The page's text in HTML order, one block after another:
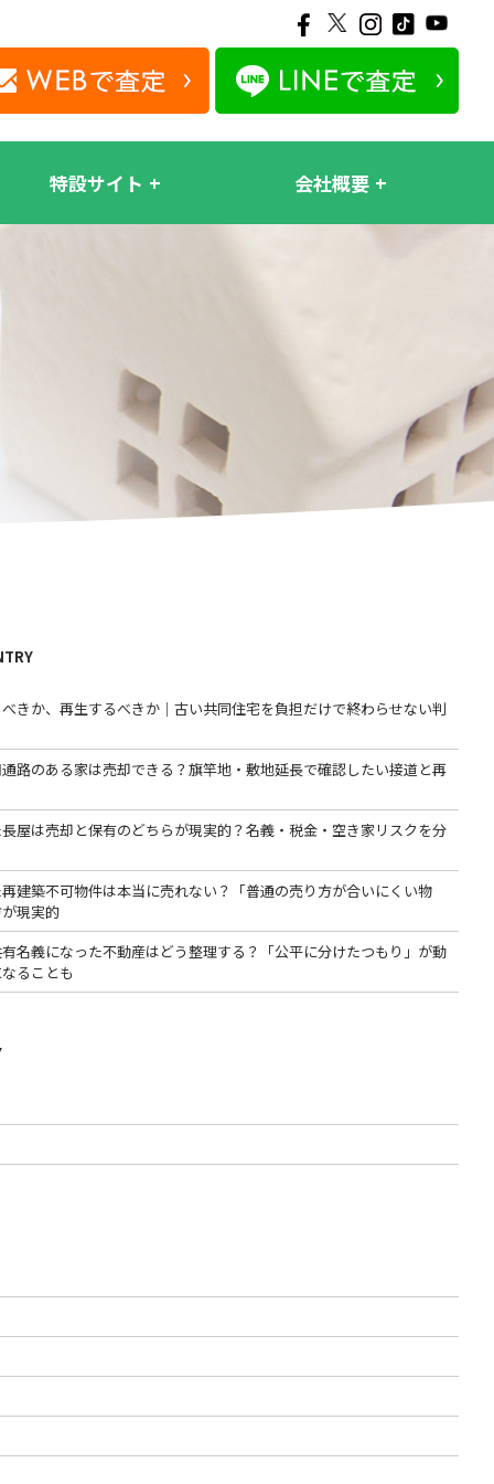
特設サイト 会社概要
きか、再生するべきか｜古い共同住宅を負担だけで終わらせない判
通路のある家は売却できる？旗竿地・敷地延長で確認したい接道と再
屋は売却と保有のどちらが現実的？名義・税金・空き家リスクを分
建築不可物件は本当に売れない？「普通の売り方が合いにくい物
現実的
名義になった不動産はどう整理する？「公平に分けたつもり」が動
ることも